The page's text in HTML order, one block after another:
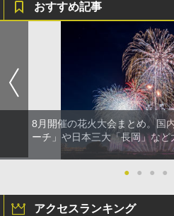
おすすめ記事
8月開催の花火大会まとめ。国
ーチ」や日本三大「長岡」など
● ● ● ●
アクセスランキング